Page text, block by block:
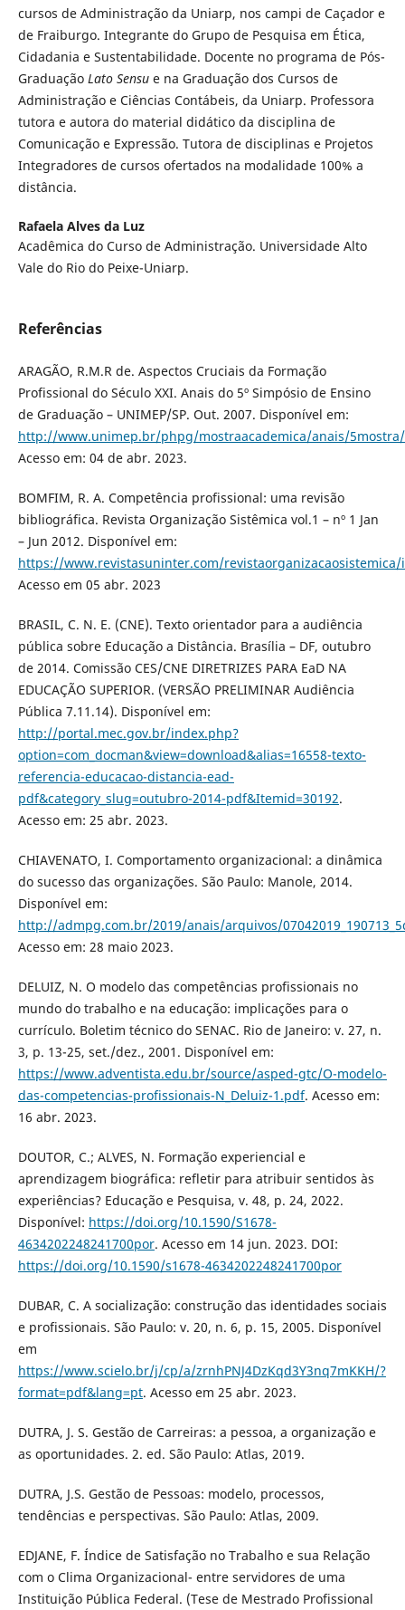
cursos de Administração da Uniarp, nos campi de Caçador e
de Fraiburgo. Integrante do Grupo de Pesquisa em Ética,
Cidadania e Sustentabilidade. Docente no programa de Pós-
Graduação Lato Sensue na Graduação dos Cursos de
Administração e Ciências Contábeis, da Uniarp. Professora
tutora e autora do material didático da disciplina de
Comunicação e Expressão. Tutora de disciplinas e Projetos
Integradores de cursos ofertados na modalidade 100% a
distância.
Rafaela Alves da Luz
Acadêmica do Curso de Administração. Universidade Alto
Vale do Rio do Peixe-Uniarp.
Referências
ARAGÃO, R.M.R de. Aspectos Cruciais da Formação
Profissional do Século XXI. Anais do 5º Simpósio de Ensino
de Graduação – UNIMEP/SP. Out. 2007. Disponível em:
http://www.unimep.br/phpg/mostraacademica/anais/
Acesso em: 04 de abr. 2023.
BOMFIM, R. A. Competência profissional: uma revisão
bibliográfica. Revista Organização Sistêmica vol.1 – nº 1 Jan
– Jun 2012. Disponível em:
https://www.revistasuninter.com/
Acesso em 05 abr. 2023
BRASIL, C. N. E. (CNE). Texto orientador para a audiência
pública sobre Educação a Distância. Brasília – DF, outubro
de 2014. Comissão CES/CNE DIRETRIZES PARA EaD NA
EDUCAÇÃO SUPERIOR. (VERSÃO PRELIMINAR Audiência
Pública 7.11.14). Disponível em:
http://portal.mec.gov.br/index.php?
option=com_docman&view=download&alias=16558-texto-
referencia-educacao-distancia-ead-
pdf&category_slug=outubro-2014-pdf&Itemid=30192.
Acesso em: 25 abr. 2023.
CHIAVENATO, I. Comportamento organizacional: a dinâmica
do sucesso das organizações. São Paulo: Manole, 2014.
Disponível em:
http://admpg.com.br/2019/anais/arquivos/
Acesso em: 28 maio 2023.
DELUIZ, N. O modelo das competências profissionais no
mundo do trabalho e na educação: implicações para o
currículo. Boletim técnico do SENAC. Rio de Janeiro: v. 27, n.
3, p. 13-25, set./dez., 2001. Disponível em:
https://www.adventista.edu.br/source/asped-gtc/O-modelo-
das-competencias-profissionais-N_Deluiz-1.pdf. Acesso em:
16 abr. 2023.
DOUTOR, C.; ALVES, N. Formação experiencial e
aprendizagem biográfica: refletir para atribuir sentidos às
experiências? Educação e Pesquisa, v. 48, p. 24, 2022.
Disponível: https://doi.org/10.1590/S1678-
4634202248241700por. Acesso em 14 jun. 2023. DOI:
https://doi.org/10.1590/s1678-4634202248241700por
DUBAR, C. A socialização: construção das identidades sociais
e profissionais. São Paulo: v. 20, n. 6, p. 15, 2005. Disponível
em
https://www.scielo.br/j/cp/a/zrnhPNJ4DzKqd3Y3nq7mKKH/?
format=pdf&lang=pt. Acesso em 25 abr. 2023.
DUTRA, J. S. Gestão de Carreiras: a pessoa, a organização e
as oportunidades. 2. ed. São Paulo: Atlas, 2019.
DUTRA, J.S. Gestão de Pessoas: modelo, processos,
tendências e perspectivas. São Paulo: Atlas, 2009.
EDJANE, F. Índice de Satisfação no Trabalho e sua Relação
com o Clima Organizacional- entre servidores de uma
Instituição Pública Federal. (Tese de Mestrado Profissional